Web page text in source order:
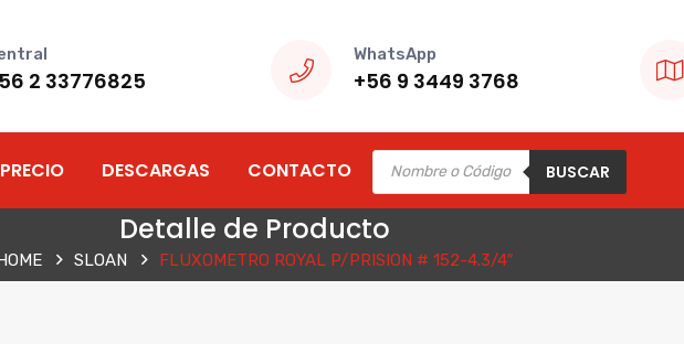
2 33776825
WhatsApp
+56 9 3449 3768
DESCARGAS CONTACTO
Products
search
BUSCAR
Detalle de Producto
SLOAN FLUXOMETRO ROYAL P/PRISION # 152-4.3/4″